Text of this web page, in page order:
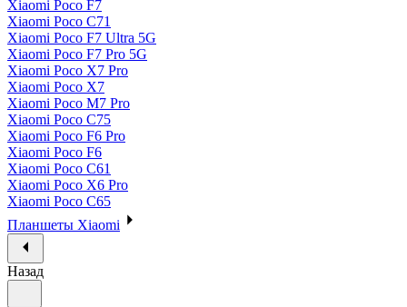
Xiaomi Poco F7
Xiaomi Poco C71
Xiaomi Poco F7 Ultra 5G
Xiaomi Poco F7 Pro 5G
Xiaomi Poco X7 Pro
Xiaomi Poco X7
Xiaomi Poco M7 Pro
Xiaomi Poco C75
Xiaomi Poco F6 Pro
Xiaomi Poco F6
Xiaomi Poco C61
Xiaomi Poco X6 Pro
Xiaomi Poco C65
Планшеты Xiaomi
Назад